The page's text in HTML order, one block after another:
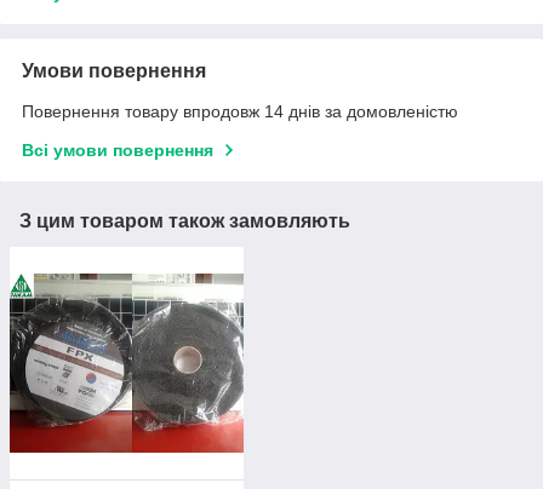
Умови повернення
Повернення товару впродовж 14 днів за домовленістю
Всі умови повернення
З цим товаром також замовляють